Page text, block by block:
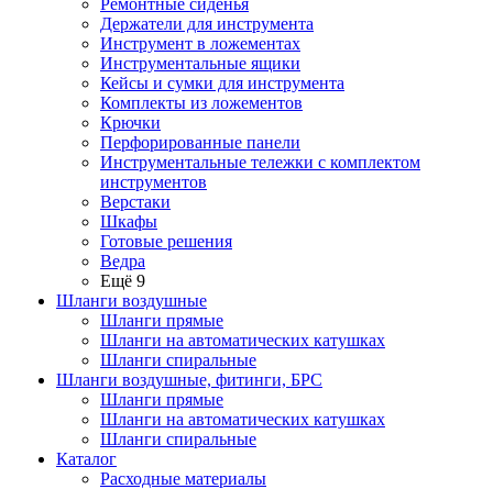
Ремонтные сиденья
Держатели для инструмента
Инструмент в ложементах
Инструментальные ящики
Кейсы и сумки для инструмента
Комплекты из ложементов
Крючки
Перфорированные панели
Инструментальные тележки с комплектом
инструментов
Верстаки
Шкафы
Готовые решения
Ведра
Ещё 9
Шланги воздушные
Шланги прямые
Шланги на автоматических катушках
Шланги спиральные
Шланги воздушные, фитинги, БРС
Шланги прямые
Шланги на автоматических катушках
Шланги спиральные
Каталог
Расходные материалы